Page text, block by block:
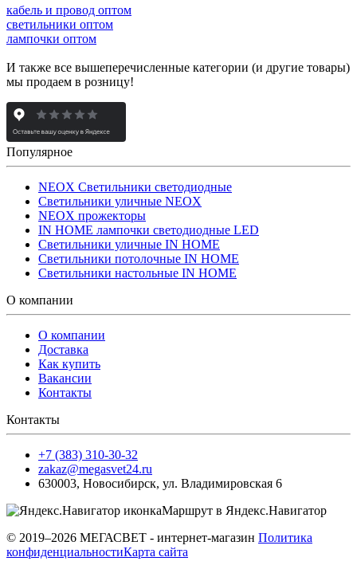
кабель и провод оптом
светильники оптом
лампочки оптом
И также все вышеперечисленные категории (и другие товары)
мы продаем в розницу!
Популярное
NEOX Светильники светодиодные
Светильники уличные NEOX
NEOX прожекторы
IN HOME лампочки светодиодные LED
Светильники уличные IN HOME
Светильники потолочные IN HOME
Светильники настольные IN HOME
О компании
О компании
Доставка
Как купить
Вакансии
Контакты
Контакты
+7 (383) 310-30-32
zakaz@megasvet24.ru
630003, Новосибирск, ул. Владимировская 6
Маршрут в Яндекс.Навигатор
© 2019–2026 МЕГАСВЕТ - интернет-магазин Политика
конфиденциальностиКарта сайта